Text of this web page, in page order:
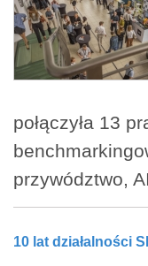
połączyła 13
przywództwo,
10 lat działalności